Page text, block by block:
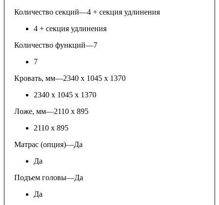
Количество секций—4 + секция удлинения
4 + секция удлинения
Количество функций—7
7
Кровать, мм—2340 х 1045 х 1370
2340 х 1045 х 1370
Ложе, мм—2110 х 895
2110 х 895
Матрас (опция)—Да
Да
Подъем головы—Да
Да